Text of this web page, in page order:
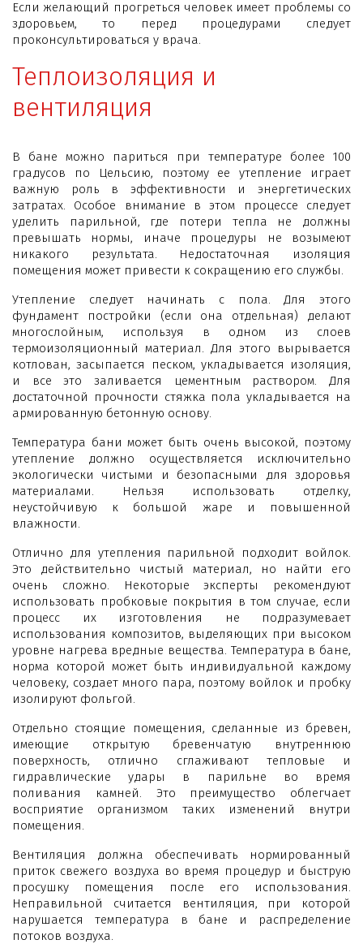
Если желающий прогреться человек имеет проблемы со
здоровьем, то перед процедурами следует
проконсультироваться у врача.
Теплоизоляция и
вентиляция
В бане можно париться при температуре более 100
градусов по Цельсию, поэтому ее утепление играет
важную роль в эффективности и энергетических
затратах. Особое внимание в этом процессе следует
уделить парильной, где потери тепла не должны
превышать нормы, иначе процедуры не возымеют
никакого результата. Недостаточная изоляция
помещения может привести к сокращению его службы.
Утепление следует начинать с пола. Для этого
фундамент постройки (если она отдельная) делают
многослойным, используя в одном из слоев
термоизоляционный материал. Для этого вырывается
котлован, засыпается песком, укладывается изоляция,
и все это заливается цементным раствором. Для
достаточной прочности стяжка пола укладывается на
армированную бетонную основу.
Температура бани может быть очень высокой, поэтому
утепление должно осуществляется исключительно
экологически чистыми и безопасными для здоровья
материалами. Нельзя использовать отделку,
неустойчивую к большой жаре и повышенной
влажности.
Отлично для утепления парильной подходит войлок.
Это действительно чистый материал, но найти его
очень сложно. Некоторые эксперты рекомендуют
использовать пробковые покрытия в том случае, если
процесс их изготовления не подразумевает
использования композитов, выделяющих при высоком
уровне нагрева вредные вещества. Температура в бане,
норма которой может быть индивидуальной каждому
человеку, создает много пара, поэтому войлок и пробку
изолируют фольгой.
Отдельно стоящие помещения, сделанные из бревен,
имеющие открытую бревенчатую внутреннюю
поверхность, отлично сглаживают тепловые и
гидравлические удары в парильне во время
поливания камней. Это преимущество облегчает
восприятие организмом таких изменений внутри
помещения.
Вентиляция должна обеспечивать нормированный
приток свежего воздуха во время процедур и быструю
просушку помещения после его использования.
Неправильной считается вентиляция, при которой
нарушается температура в бане и распределение
потоков воздуха.